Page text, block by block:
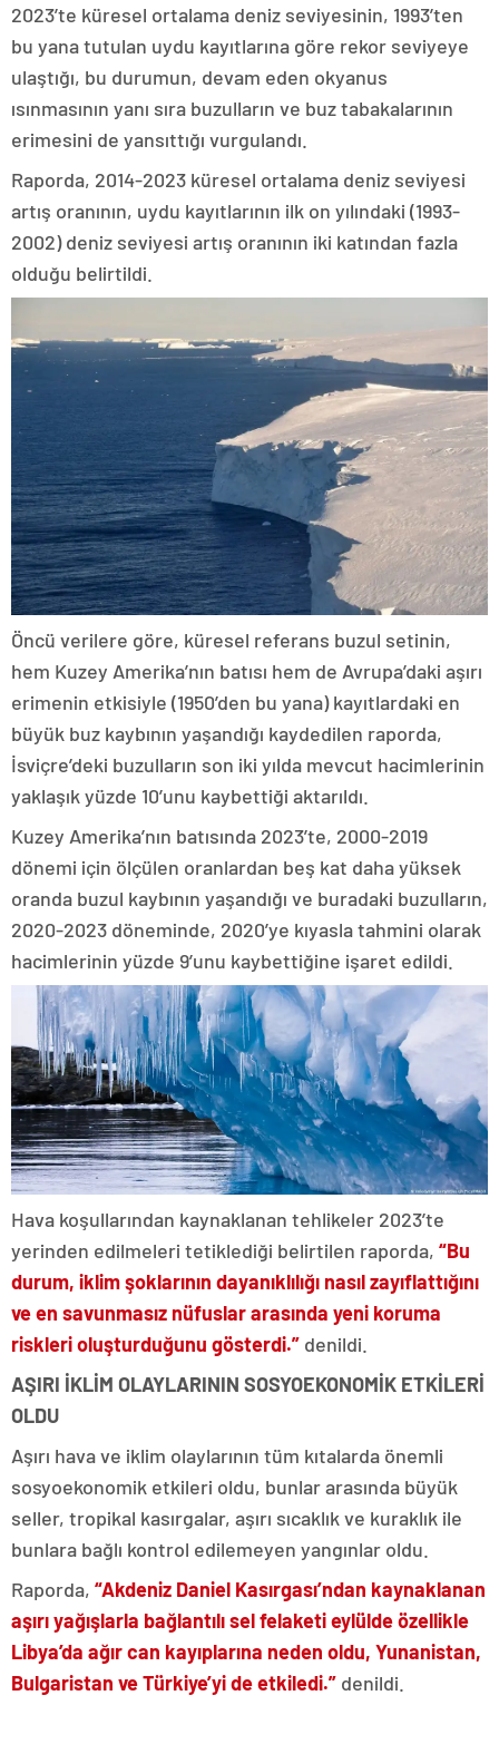
2023’te küresel ortalama deniz seviyesinin, 1993’ten
bu yana tutulan uydu kayıtlarına göre rekor seviyeye
ulaştığı, bu durumun, devam eden okyanus
ısınmasının yanı sıra buzulların ve buz tabakalarının
erimesini de yansıttığı vurgulandı.
Raporda, 2014-2023 küresel ortalama deniz seviyesi
artış oranının, uydu kayıtlarının ilk on yılındaki (1993-
2002) deniz seviyesi artış oranının iki katından fazla
olduğu belirtildi.
Öncü verilere göre, küresel referans buzul setinin,
hem Kuzey Amerika’nın batısı hem de Avrupa’daki aşırı
erimenin etkisiyle (1950’den bu yana) kayıtlardaki en
büyük buz kaybının yaşandığı kaydedilen raporda,
İsviçre’deki buzulların son iki yılda mevcut hacimlerinin
yaklaşık yüzde 10’unu kaybettiği aktarıldı.
Kuzey Amerika’nın batısında 2023’te, 2000-2019
dönemi için ölçülen oranlardan beş kat daha yüksek
oranda buzul kaybının yaşandığı ve buradaki buzulların,
2020-2023 döneminde, 2020’ye kıyasla tahmini olarak
hacimlerinin yüzde 9’unu kaybettiğine işaret edildi.
Hava koşullarından kaynaklanan tehlikeler 2023’te
yerinden edilmeleri tetiklediği belirtilen raporda, “Bu
durum, iklim şoklarının dayanıklılığı nasıl zayıflattığını
ve en savunmasız nüfuslar arasında yeni koruma
riskleri oluşturduğunu gösterdi.” denildi.
AŞIRI İKLİM OLAYLARININ SOSYOEKONOMİK ETKİLERİ
OLDU
Aşırı hava ve iklim olaylarının tüm kıtalarda önemli
sosyoekonomik etkileri oldu, bunlar arasında büyük
seller, tropikal kasırgalar, aşırı sıcaklık ve kuraklık ile
bunlara bağlı kontrol edilemeyen yangınlar oldu.
Raporda, “Akdeniz Daniel Kasırgası’ndan kaynaklanan
aşırı yağışlarla bağlantılı sel felaketi eylülde özellikle
Libya’da ağır can kayıplarına neden oldu, Yunanistan,
Bulgaristan ve Türkiye’yi de etkiledi.” denildi.